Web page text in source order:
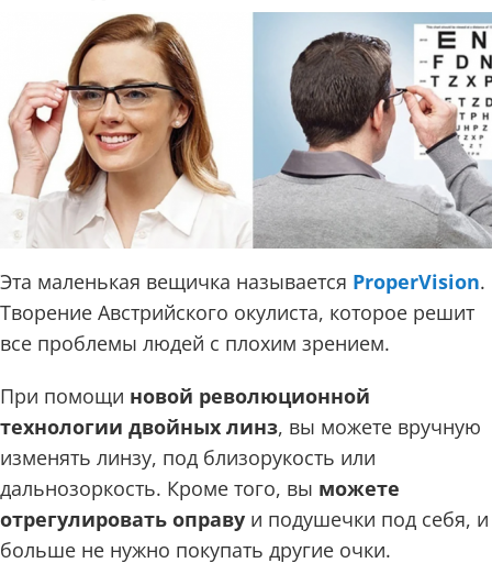
Эта маленькая вещичка называется ProperVision.
Творение Австрийского окулиста, которое решит
все проблемы людей с плохим зрением.
При помощи новой революционной
технологии двойных линз, вы можете вручную
изменять линзу, под близорукость или
дальнозоркость. Кроме того, вы можете
отрегулировать оправу и подушечки под себя, и
больше не нужно покупать другие очки.